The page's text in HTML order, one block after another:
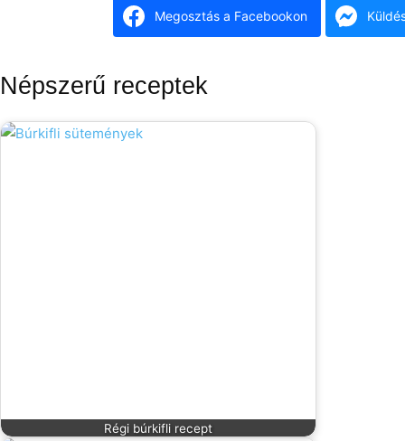
Megosztás a Facebookon
Népszerű receptek
Régi búrkifli recept